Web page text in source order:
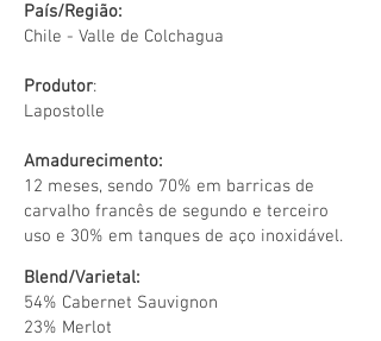
País/Região:
Chile - Valle de Colchagua
Produtor:
Lapostolle
Amadurecimento:
12 meses, sendo 70% em barricas de
carvalho francês de segundo e terceiro
uso e 30% em tanques de aço inoxidável.
Blend/Varietal:
54% Cabernet Sauvignon
23% Merlot